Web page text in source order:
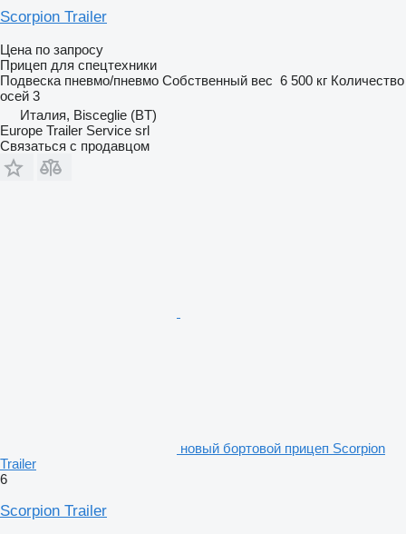
Scorpion Trailer
Цена по запросу
Прицеп для спецтехники
Подвеска пневмо/пневмо Собственный вес 6 500 кг Количество
осей 3
Италия, Bisceglie (BT)
Europe Trailer Service srl
Связаться с продавцом
новый бортовой прицеп Scorpion
Trailer
6
Scorpion Trailer